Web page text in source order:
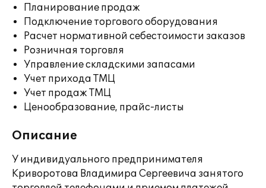
Планирование продаж
Подключение торгового оборудования
Расчет нормативной себестоимости заказов
Розничная торговля
Управление складскими запасами
Учет прихода ТМЦ
Учет продаж ТМЦ
Ценообразование, прайс-листы
Описание
У индивидуального предпринимателя
Криворотова Владимира Сергеевича занятого